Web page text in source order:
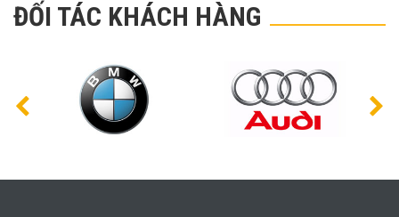
ĐỐI TÁC KHÁCH HÀNG